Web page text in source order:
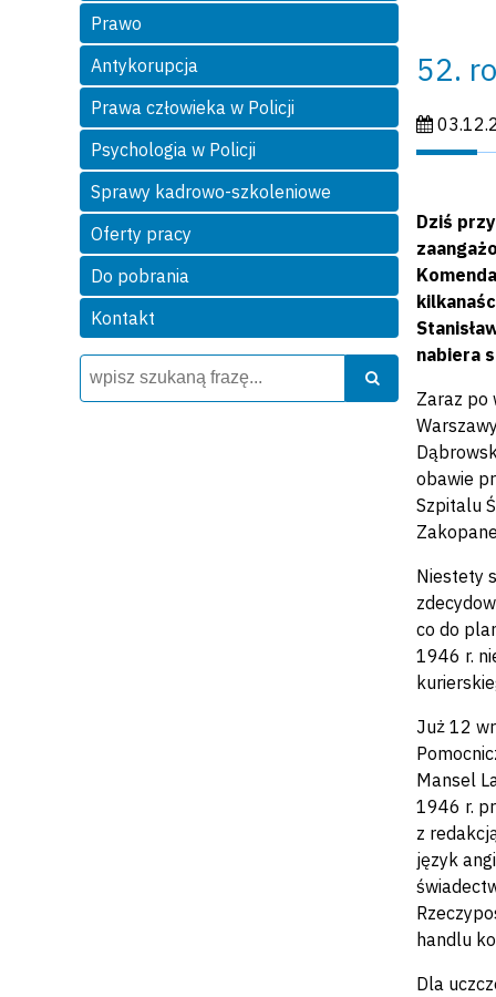
Prawo
Antykorupcja
Prawa człowieka w Policji
Psychologia w Policji
Sprawy kadrowo-szkoleniowe
Oferty pracy
Do pobrania
Kontakt
Wyszukiwarka
Szukaj
52.
Data
Dziś
nabiera
Zaraz po
obawie
Szpitalu
Niestety
co do
1946 r.
Już 12
Mansel
1946 r.
z
język
handlu
Dla